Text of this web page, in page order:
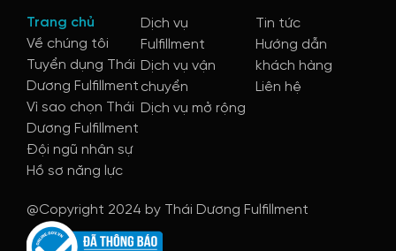
Trang chủ
Về chúng tôi
Tuyển dụng Thái
Dương Fulfillment
Vì sao chọn Thái
Dương Fulfillment
Đội ngũ nhân sự
Hồ sơ năng lực
Dịch vụ
Fulfillment
Dịch vụ vận
chuyển
Dịch vụ mở rộng
Tin tức
Hướng dẫn
khách hàng
Liên hệ
@Copyright 2024 by Thái Dương Fulfillment